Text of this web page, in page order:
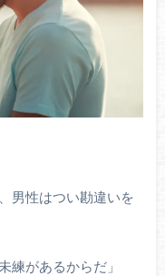
男性はつい勘違いを
練があるからだ」